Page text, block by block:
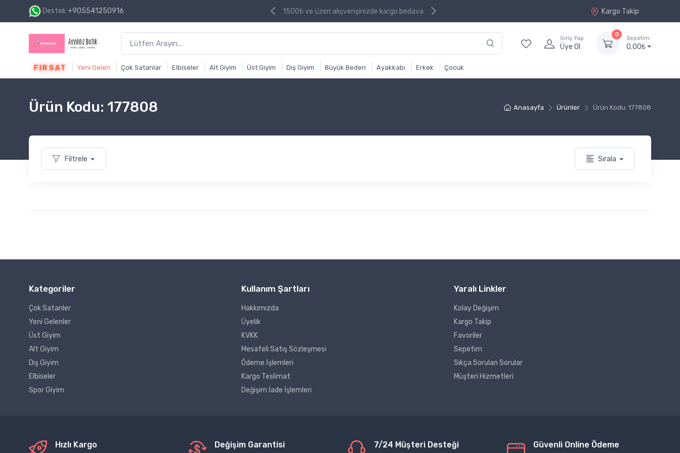
Destek +905541250916 1500₺ ve üzeri alışverişinizde kargo bedava 1500₺ ve üzeri alışverişinizde kargo bedava Kargo Takip
Giriş Yap
Üye Ol
0
Sepetim
0.00₺
FIRSAT Yeni Gelen Çok Satanlar Elbiseler Alt Giyim Üst Giyim Dış Giyim Büyük Beden Ayakkabı Erkek Çocuk
Anasayfa Ürünler Ürün Kodu: 177808
Ürün Kodu: 177808
Filtrele Sırala
Kategoriler
Çok Satanler
Yeni Gelenler
Üst Giyim
Alt Giyim
Dış Giyim
Elbiseler
Spor Giyim
Kullanım Şartları
Hakkımızda
Üyelik
KVKK
Mesafeli Satış Sözleşmesi
Ödeme İşlemleri
Kargo Teslimat
Değişim İade İşlemleri
Yaralı Linkler
Kolay Değişim
Kargo Takip
Favoriler
Sepetim
Sıkça Sorulan Sorular
Müşteri Hizmetleri
Hızlı Kargo Değişim Garantisi 7/24 Müşteri Desteği Güvenli Online Ödeme